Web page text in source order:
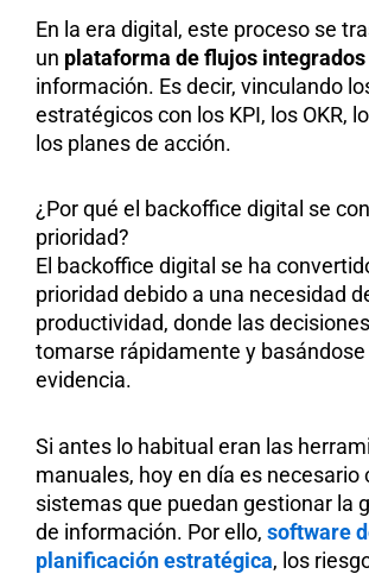
En la era digital, este proceso se
un plataforma de flujos integrados
información. Es decir, vinculando
estratégicos con los KPI, los OKR,
los planes de acción.
¿Por qué el backoffice digital se
prioridad?
El backoffice digital se ha
prioridad debido a una necesidad
productividad, donde las
tomarse rápidamente y basándose
evidencia.
Si antes lo habitual eran las
manuales, hoy en día es necesario
sistemas que puedan gestionar la
de información. Por ello, software
planificación estratégica, los